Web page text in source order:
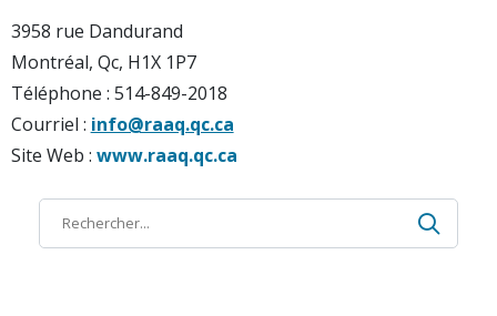
3958 rue Dandurand
Montréal, Qc, H1X 1P7
Téléphone : 514-849-2018
Courriel : info@raaq.qc.ca
Site Web : www.raaq.qc.ca
Recherche